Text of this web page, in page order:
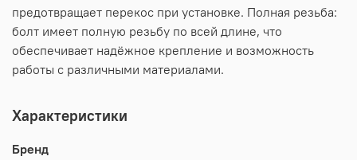
предотвращает перекос при установке. Полная резьба:
болт имеет полную резьбу по всей длине, что
обеспечивает надёжное крепление и возможность
работы с различными материалами.
Характеристики
Бренд